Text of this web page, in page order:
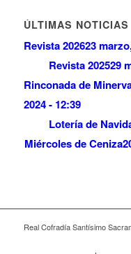
ÚLTIMAS NOTICIAS
Revista 202623
Revista 202529
Rinconada de
2024 - 12:39
Lotería de
Miércoles de Ceniza
Real Cofradía Santísimo